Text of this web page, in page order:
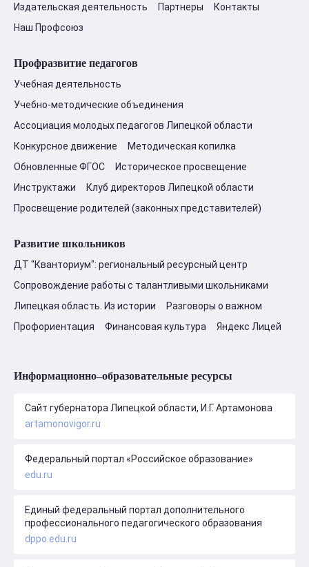
Издательская деятельность
Партнеры
Контакты
Наш Профсоюз
Профразвитие педагогов
Учебная деятельность
Учебно-методические объединения
Ассоциация молодых педагогов Липецкой области
Конкурсное движение
Методическая копилка
Обновленные ФГОС
Историческое просвещение
Инструктажи
Клуб директоров Липецкой области
Просвещение родителей (законных представителей)
Развитие школьников
ДТ "Кванториум": региональный ресурсный центр
Сопровождение работы с талантливыми школьниками
Липецкая область. Из истории
Разговоры о важном
Профориентация
Финансовая культура Яндекс Лицей
Информационно–образовательные ресурсы
Сайт губернатора Липецкой области, И.Г. Артамонова
artamonovigor.ru
Федеральный портал «Российское образование»
edu.ru
Единый федеральный портал дополнительного
профессионального педагогического образования
dppo.edu.ru